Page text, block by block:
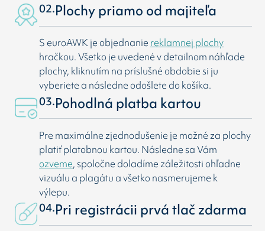
02.Plochy priamo od majiteľa
S euroAWK je objednanie reklamnej plochy
hračkou. Všetko je uvedené v detailnom náhľade
plochy, kliknutím na príslušné obdobie si ju
vyberiete a následne odošlete do košíka.
03.Pohodlná platba kartou
Pre maximálne zjednodušenie je možné za plochy
platiť platobnou kartou. Následne sa Vám
ozveme, spoločne doladíme záležitosti ohľadne
vizuálu a plagátu a všetko nasmerujeme k
výlepu.
04.Pri registrácii prvá tlač zdarma